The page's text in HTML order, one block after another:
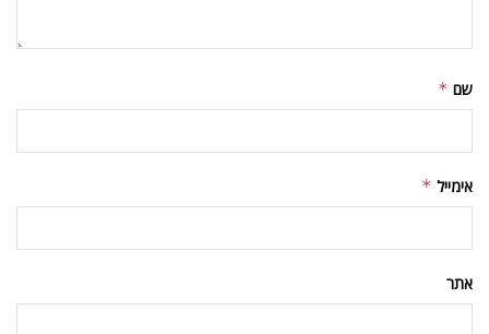
שם *
אימייל *
אתר